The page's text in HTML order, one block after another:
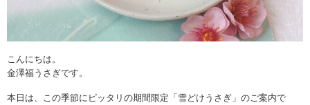
こんにちは。
金澤福うさぎです。
本日は、この季節にピッタリの期間限定「雪どけうさぎ」のご案内で